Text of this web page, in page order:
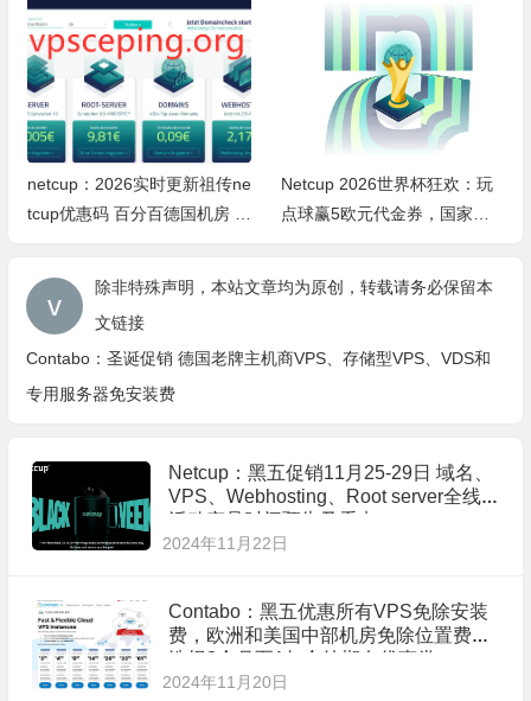
netcup：2026实时更新祖传ne
tcup优惠码 百分百德国机房 V
费1个月/2个月
Netcup 2026世界杯狂欢：玩
点球赢5欧元代金券，国家顶
除非特殊声明，本站文章均为原创，转载请务必保留本
文链接
Contabo：圣诞促销 德国老牌主机商VPS、存储型VPS、VDS和
专用服务器免安装费
Netcup：黑五促销11月25-29日 域名、
VPS、Webhosting、Root server全线
活动产品时间预告及看点
2024年11月22日
Contabo：黑五优惠所有VPS免除安装
费，欧洲和美国中部机房免除位置费，
选择3个月至1年合约期有优惠券~
2024年11月20日